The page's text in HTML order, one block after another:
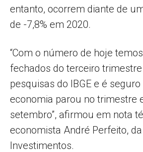
entanto, ocorrem diante de
de -7,8% em 2020.
“Com o número de hoje
fechados do terceiro
pesquisas do IBGE e é
economia parou no trimestre
setembro”, afirmou em nota
economista André Perfeito,
Investimentos.